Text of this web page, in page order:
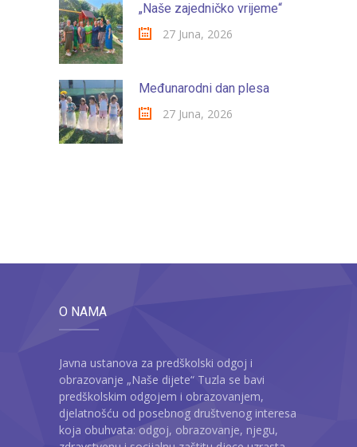
„Naše zajedničko vrijeme“
27 Juna, 2026
Međunarodni dan plesa
27 Juna, 2026
O NAMA
Javna ustanova za predškolski odgoj i
obrazovanje „Naše dijete“ Tuzla se bavi
predškolskim odgojem i obrazovanjem,
djelatnošću od posebnog društvenog interesa
koja obuhvata: odgoj, obrazovanje, njegu,